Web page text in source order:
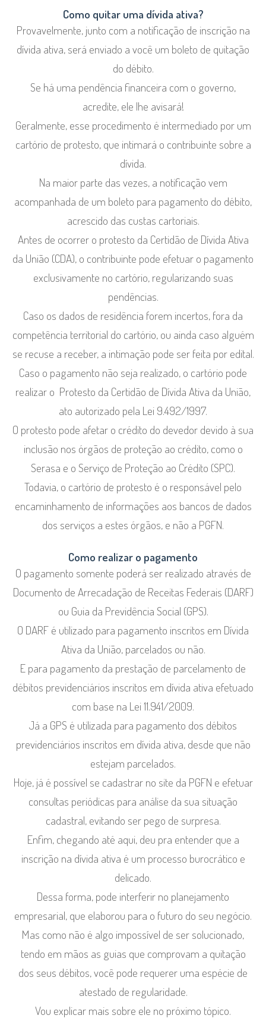
Como quitar uma dívida ativa?
Provavelmente, junto com a notificação de inscrição na
dívida ativa, será enviado a você um boleto de quitação
do débito.
Se há uma pendência financeira com o governo,
acredite, ele lhe avisará!
Geralmente, esse procedimento é intermediado por um
cartório de protesto, que intimará o contribuinte sobre a
dívida.
Na maior parte das vezes, a notificação vem
acompanhada de um boleto para pagamento do débito,
acrescido das custas cartoriais.
Antes de ocorrer o protesto da Certidão de Dívida Ativa
da União (CDA), o contribuinte pode efetuar o pagamento
exclusivamente no cartório, regularizando suas
pendências.
Caso os dados de residência forem incertos, fora da
competência territorial do cartório, ou ainda caso alguém
se recuse a receber, a intimação pode ser feita por edital.
Caso o pagamento não seja realizado, o cartório pode
realizar o Protesto da Certidão de Dívida Ativa da União,
ato autorizado pela Lei 9.492/1997.
O protesto pode afetar o crédito do devedor devido à sua
inclusão nos órgãos de proteção ao crédito, como o
Serasa e o Serviço de Proteção ao Crédito (SPC).
Todavia, o cartório de protesto é o responsável pelo
encaminhamento de informações aos bancos de dados
dos serviços a estes órgãos, e não a PGFN.
Como realizar o pagamento
O pagamento somente poderá ser realizado através de
Documento de Arrecadação de Receitas Federais (DARF)
ou Guia da Previdência Social (GPS).
O DARF é utilizado para pagamento inscritos em Dívida
Ativa da União, parcelados ou não.
E para pagamento da prestação de parcelamento de
débitos previdenciários inscritos em dívida ativa efetuado
com base na Lei 11.941/2009.
Já a GPS é utilizada para pagamento dos débitos
previdenciários inscritos em dívida ativa, desde que não
estejam parcelados.
Hoje, já é possível se cadastrar no site da PGFN e efetuar
consultas periódicas para análise da sua situação
cadastral, evitando ser pego de surpresa.
Enfim, chegando até aqui, deu pra entender que a
inscrição na dívida ativa é um processo burocrático e
delicado.
Dessa forma, pode interferir no planejamento
empresarial, que elaborou para o futuro do seu negócio.
Mas como não é algo impossível de ser solucionado,
tendo em mãos as guias que comprovam a quitação
dos seus débitos, você pode requerer uma espécie de
atestado de regularidade.
Vou explicar mais sobre ele no próximo tópico.